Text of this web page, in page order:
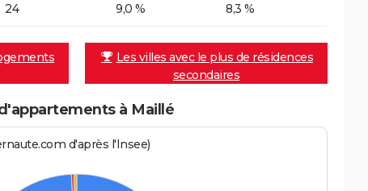
24 9,0 % 8,3 %
Les villes avec le plus de résidences
secondaires
à Maillé
d'après l'Insee)